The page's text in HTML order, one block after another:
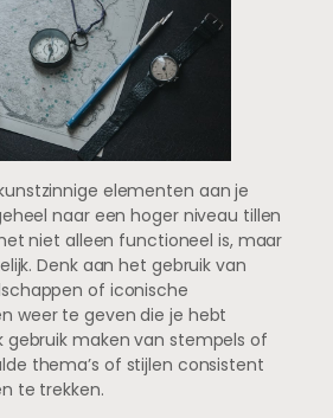
elementen aan je
naar een hoger niveau tillen
niet alleen functioneel is, maar
Denk aan het gebruik van
of iconische
weer te geven die je hebt
gebruik maken van stempels of
thema’s of stijlen consistent
te trekken.